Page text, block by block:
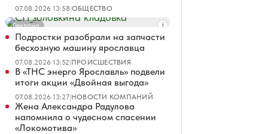
07.08.2026 13:58|ОБЩЕСТВО
Реклама
Подростки разобрали на запчасти
бесхозную машину ярославца
07.08.2026 13:52|ПРОИСШЕСТВИЯ
В «ТНС энерго Ярославль» подвели
итоги акции «Двойная выгода»
07.08.2026 13:27|НОВОСТИ КОМПАНИЙ
Жена Александра Радулова
напомнила о чудесном спасении
«Локомотива»